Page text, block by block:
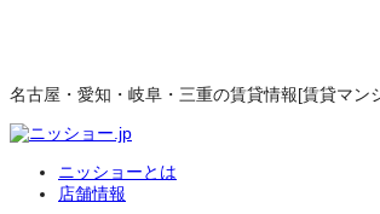
名古屋・愛知・岐阜・三重の賃貸情報[賃貸マ
ニッショーとは
店舗情報